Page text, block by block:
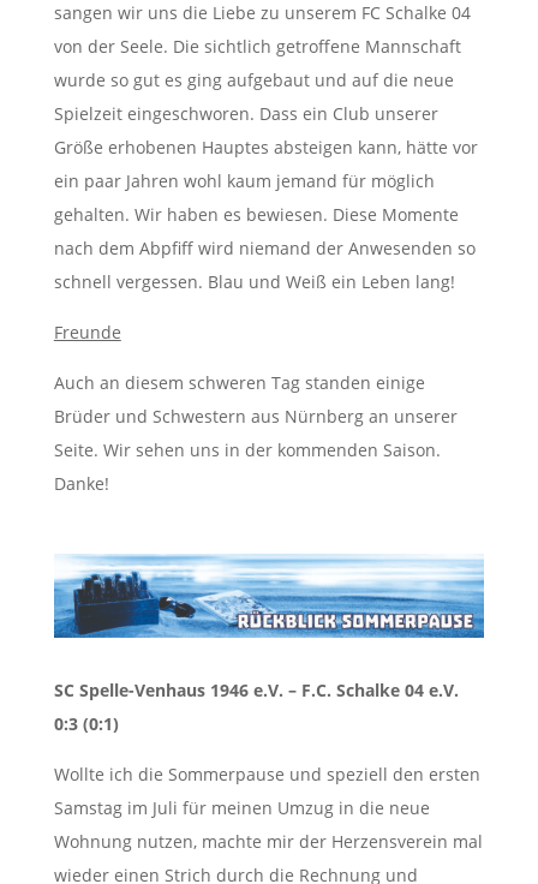
sangen wir uns die Liebe zu unserem FC Schalke 04
von der Seele. Die sichtlich getroffene Mannschaft
wurde so gut es ging aufgebaut und auf die neue
Spielzeit eingeschworen. Dass ein Club unserer
Größe erhobenen Hauptes absteigen kann, hätte vor
ein paar Jahren wohl kaum jemand für möglich
gehalten. Wir haben es bewiesen. Diese Momente
nach dem Abpfiff wird niemand der Anwesenden so
schnell vergessen. Blau und Weiß ein Leben lang!
Freunde
Auch an diesem schweren Tag standen einige
Brüder und Schwestern aus Nürnberg an unserer
Seite. Wir sehen uns in der kommenden Saison.
Danke!
SC Spelle-Venhaus 1946 e.V. – F.C. Schalke 04 e.V.
0:3 (0:1)
Wollte ich die Sommerpause und speziell den ersten
Samstag im Juli für meinen Umzug in die neue
Wohnung nutzen, machte mir der Herzensverein mal
wieder einen Strich durch die Rechnung und